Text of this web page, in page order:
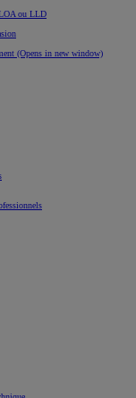
ou LLD
(Opens in new window)